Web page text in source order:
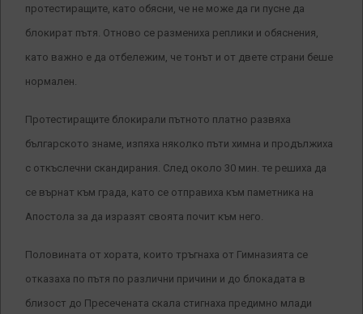
протестиращите, като обясни, че не може да ги пусне да
блокират пътя. Отново се размениха реплики и обяснения,
като важно е да отбележим, че тонът и от двете страни беше
нормален.
Протестиращите блокирали пътното платно развяха
българското знаме, изпяха няколко пъти химна и продължиха
с откъслечни скандирания. След около 30 мин. те решиха да
се върнат към града, като се отправиха към паметника на
Апостола за да изразят своята почит към него.
Половината от хората, които тръгнаха от Гимназията се
отказаха по пътя по различни причини и до блокадата в
близост до Пресечената скала стигнаха предимно млади